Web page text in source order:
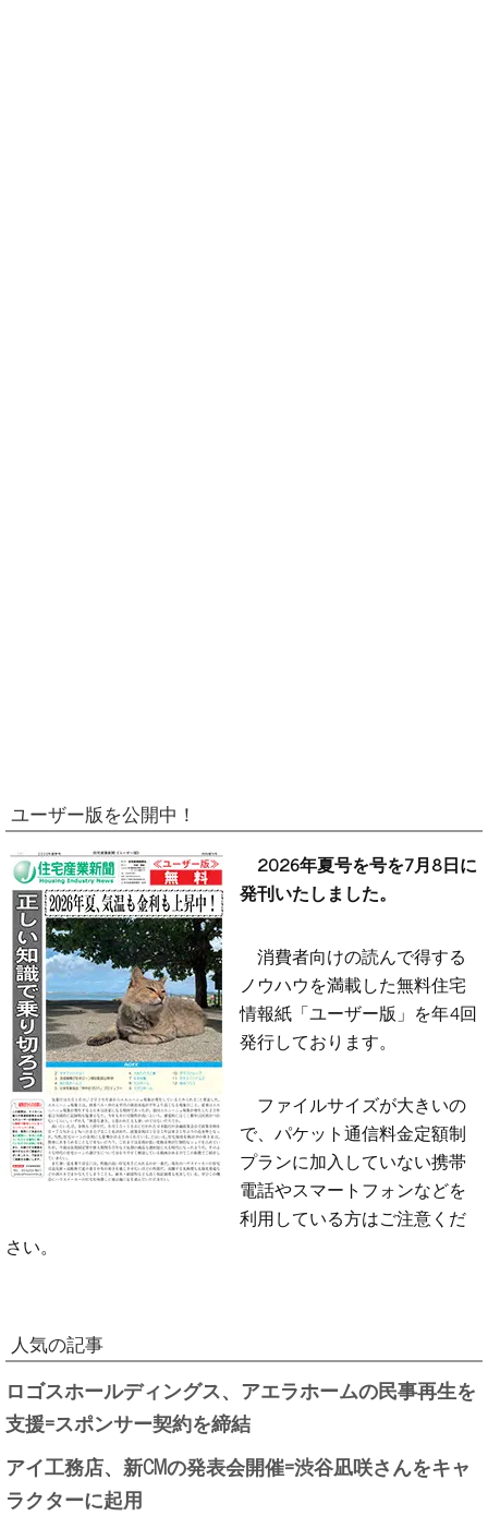
ユーザー版を公開中！
2026年夏号を号を7月8日に
発刊いたしました。
消費者向けの読んで得する
ノウハウを満載した無料住宅
情報紙「ユーザー版」を年4回
発行しております。
ファイルサイズが大きいの
で、パケット通信料金定額制
プランに加入していない携帯
電話やスマートフォンなどを
利用している方はご注意くだ
さい。
人気の記事
ロゴスホールディングス、アエラホームの民事再生を
支援=スポンサー契約を締結
アイ工務店、新CMの発表会開催=渋谷凪咲さんをキャ
ラクターに起用